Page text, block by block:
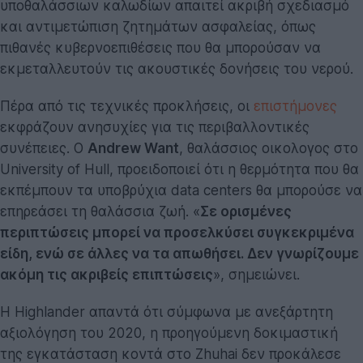
υποθαλάσσιων καλωδίων απαιτεί ακριβή σχεδιασμό
και αντιμετώπιση ζητημάτων ασφαλείας, όπως
πιθανές κυβερνοεπιθέσεις που θα μπορούσαν να
εκμεταλλευτούν τις ακουστικές δονήσεις του νερού.
Πέρα από τις τεχνικές προκλήσεις, οι επιστήμονες
εκφράζουν ανησυχίες για τις περιβαλλοντικές
συνέπειες. Ο Andrew Want, θαλάσσιος οικολογος στο
University of Hull, προειδοποιεί ότι η θερμότητα που θα
εκπέμπουν τα υποβρύχια data centers θα μπορούσε να
επηρεάσει τη θαλάσσια ζωή. «Σε ορισμένες
περιπτώσεις μπορεί να προσελκύσει συγκεκριμένα
είδη, ενώ σε άλλες να τα απωθήσει. Δεν γνωρίζουμε
ακόμη τις ακριβείς επιπτώσεις», σημειώνει.
Η Highlander απαντά ότι σύμφωνα με ανεξάρτητη
αξιολόγηση του 2020, η προηγούμενη δοκιμαστική
της εγκατάσταση κοντά στο Zhuhai δεν προκάλεσε